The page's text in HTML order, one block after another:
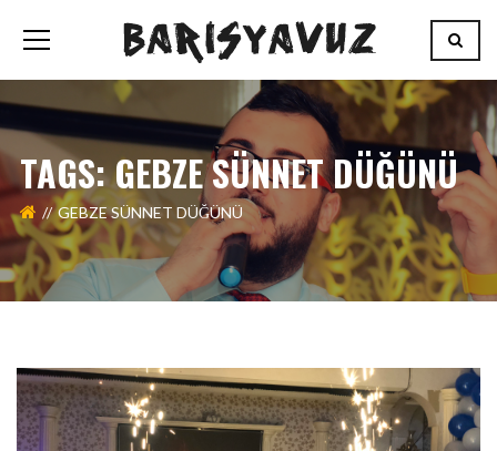
TAGS: GEBZE SÜNNET DÜĞÜNÜ
GEBZE SÜNNET DÜĞÜNÜ